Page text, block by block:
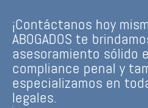
¡Contáctanos hoy
ABOGADOS te
asesoramiento sólido
compliance penal y
especializamos en
legales.